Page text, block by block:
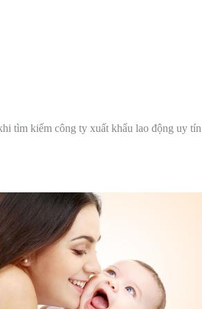
tìm kiếm công ty xuất khẩu lao động uy tín